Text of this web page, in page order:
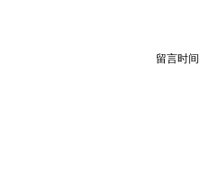
留言时间